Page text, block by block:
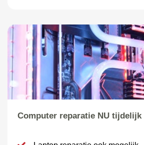
Computer reparatie NU tijdelijk